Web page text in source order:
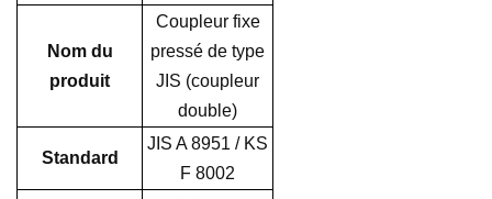
Nom du
produit
Coupleur fixe
pressé de type
JIS (coupleur
double)
Standard
JIS A 8951 / KS
F 8002